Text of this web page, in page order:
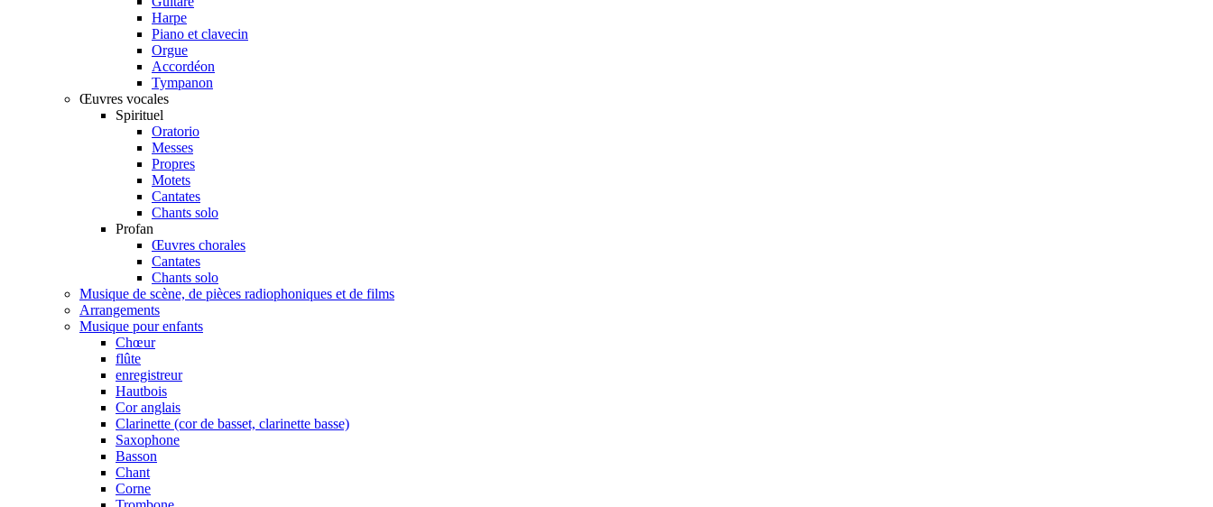
Harpe
Piano et clavecin
Orgue
Accordéon
Tympanon
Œuvres vocales
Spirituel
Oratorio
Messes
Propres
Motets
Cantates
Chants solo
Profan
Œuvres chorales
Cantates
Chants solo
Musique de scène, de pièces radiophoniques et de films
Arrangements
Musique pour enfants
Chœur
flûte
enregistreur
Hautbois
Cor anglais
Clarinette (cor de basset, clarinette basse)
Saxophone
Basson
Chant
Corne